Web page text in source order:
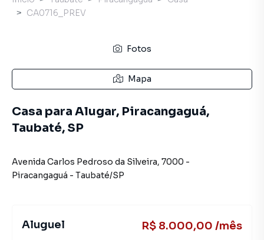
CA0716_PREV
Fotos
Mapa
Casa para Alugar, Piracangaguá,
Taubaté, SP
Avenida Carlos Pedroso da Silveira, 7000 -
Piracangaguá - Taubaté/SP
Aluguel R$ 8.000,00 /mês